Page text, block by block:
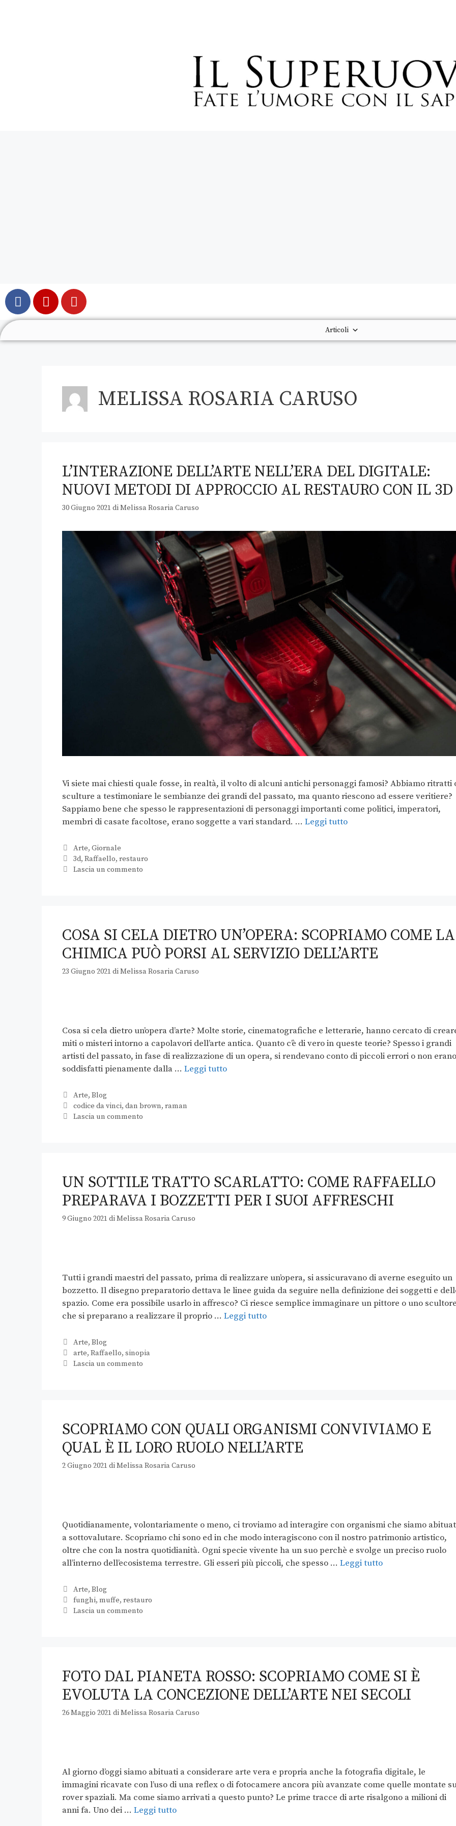
Articoli
MELISSA ROSARIA CARUSO
L’INTERAZIONE DELL’ARTE NELL’ERA DEL DIGITALE:
NUOVI METODI DI APPROCCIO AL RESTAURO CON IL 3D
30 Giugno 2021 diMelissa Rosaria Caruso
Vi siete mai chiesti quale fosse, in realtà, il volto di alcuni antichi personaggi famosi? Abbiamo ritratti
sculture a testimoniare le sembianze dei grandi del passato, ma quanto riescono ad essere veritiere?
Sappiamo bene che spesso le rappresentazioni di personaggi importanti come politici, imperatori,
membri di casate facoltose, erano soggette a vari standard. … Leggi tutto
Arte, Giornale
3d, Raffaello, restauro
Lascia un commento
COSA SI CELA DIETRO UN’OPERA: SCOPRIAMO COME LA
CHIMICA PUÒ PORSI AL SERVIZIO DELL’ARTE
23 Giugno 2021 diMelissa Rosaria Caruso
Cosa si cela dietro un’opera d’arte? Molte storie, cinematografiche e letterarie, hanno cercato di
miti o misteri intorno a capolavori dell’arte antica. Quanto c’è di vero in queste teorie? Spesso i grandi
artisti del passato, in fase di realizzazione di un opera, si rendevano conto di piccoli errori o non erano
soddisfatti pienamente dalla … Leggi tutto
Arte, Blog
codice da vinci, dan brown, raman
Lascia un commento
UN SOTTILE TRATTO SCARLATTO: COME RAFFAELLO
PREPARAVA I BOZZETTI PER I SUOI AFFRESCHI
9 Giugno 2021 diMelissa Rosaria Caruso
Tutti i grandi maestri del passato, prima di realizzare un’opera, si assicuravano di averne eseguito un
bozzetto. Il disegno preparatorio dettava le linee guida da seguire nella definizione dei soggetti e
spazio. Come era possibile usarlo in affresco? Ci riesce semplice immaginare un pittore o uno
che si preparano a realizzare il proprio … Leggi tutto
Arte, Blog
arte, Raffaello, sinopia
Lascia un commento
SCOPRIAMO CON QUALI ORGANISMI CONVIVIAMO E
QUAL È IL LORO RUOLO NELL’ARTE
2 Giugno 2021 diMelissa Rosaria Caruso
Quotidianamente, volontariamente o meno, ci troviamo ad interagire con organismi che siamo
a sottovalutare. Scopriamo chi sono ed in che modo interagiscono con il nostro patrimonio artistico,
oltre che con la nostra quotidianità. Ogni specie vivente ha un suo perchè e svolge un preciso ruolo
all’interno dell’ecosistema terrestre. Gli esseri più piccoli, che spesso … Leggi tutto
Arte, Blog
funghi, muffe, restauro
Lascia un commento
FOTO DAL PIANETA ROSSO: SCOPRIAMO COME SI È
EVOLUTA LA CONCEZIONE DELL’ARTE NEI SECOLI
26 Maggio 2021 diMelissa Rosaria Caruso
Al giorno d’oggi siamo abituati a considerare arte vera e propria anche la fotografia digitale, le
immagini ricavate con l’uso di una reflex o di fotocamere ancora più avanzate come quelle montate
rover spaziali. Ma come siamo arrivati a questo punto? Le prime tracce di arte risalgono a milioni di
anni fa. Uno dei … Leggi tutto